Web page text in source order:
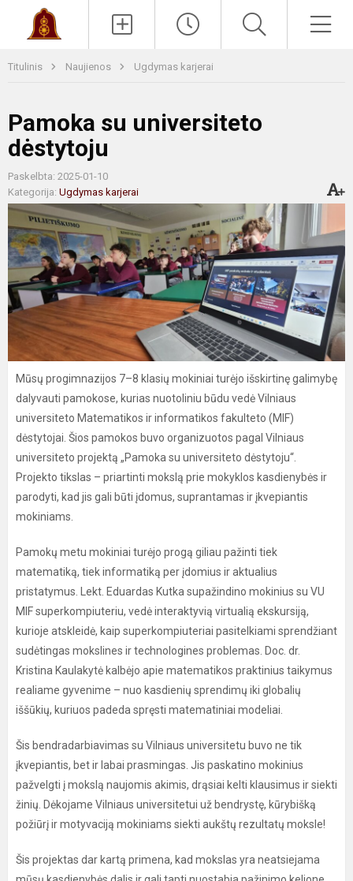
Titulinis Naujienos Ugdymas karjerai
Pamoka su universiteto
dėstytoju
Paskelbta: 2025-01-10
Kategorija: Ugdymas karjerai
Mūsų progimnazijos 7–8 klasių mokiniai turėjo išskirtinę galimybę
dalyvauti pamokose, kurias nuotoliniu būdu vedė Vilniaus
universiteto Matematikos ir informatikos fakulteto (MIF)
dėstytojai. Šios pamokos buvo organizuotos pagal Vilniaus
universiteto projektą „Pamoka su universiteto dėstytoju“.
Projekto tikslas – priartinti mokslą prie mokyklos kasdienybės ir
parodyti, kad jis gali būti įdomus, suprantamas ir įkvepiantis
mokiniams.
Pamokų metu mokiniai turėjo progą giliau pažinti tiek
matematiką, tiek informatiką per įdomius ir aktualius
pristatymus. Lekt. Eduardas Kutka supažindino mokinius su VU
MIF superkompiuteriu, vedė interaktyvią virtualią ekskursiją,
kurioje atskleidė, kaip superkompiuteriai pasitelkiami sprendžiant
sudėtingas mokslines ir technologines problemas. Doc. dr.
Kristina Kaulakytė kalbėjo apie matematikos praktinius taikymus
realiame gyvenime – nuo kasdienių sprendimų iki globalių
iššūkių, kuriuos padeda spręsti matematiniai modeliai.
Šis bendradarbiavimas su Vilniaus universitetu buvo ne tik
įkvepiantis, bet ir labai prasmingas. Jis paskatino mokinius
pažvelgti į mokslą naujomis akimis, drąsiai kelti klausimus ir siekti
žinių. Dėkojame Vilniaus universitetui už bendrystę, kūrybišką
požiūrį ir motyvaciją mokiniams siekti aukštų rezultatų moksle!
Šis projektas dar kartą primena, kad mokslas yra neatsiejama